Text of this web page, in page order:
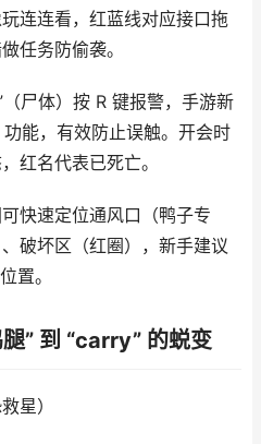
连连看，红蓝线对应接口拖
任务防偷袭。​
（尸体）按 R 键报警，手游新
能，有效防止误触。开会时
红名代表已死亡。​
快速定位通风口（鸭子专
破坏区（红圈），新手建议
置。​
” 到 “carry” 的蜕变​
星）​